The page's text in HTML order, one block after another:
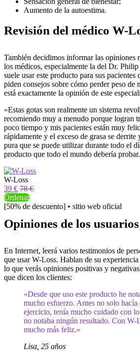
Aumento de la autoestima.
Revisión del médico W-
También decidimos informar las opiniones
los médicos, especialmente la del Dr.
suele usar este producto para sus pacientes
piden consejos sobre cómo perder peso de
está exactamente la opinión de este
«Estas gotas son realmente un sistema
recomiendo muy a menudo porque logran
poco tiempo y mis pacientes están muy
rápidamente y el exceso de grasa se derrite
pura que se puede utilizar durante todo el
producto que todo el mundo debería
W-Loss
39 € 78 €
Ordenar
[50% de descuento] • sitio web oficial
Opiniones de los usuarios
En Internet, leerá varios testimonios de
que usar W-Loss. Hablan de su
lo que verás opiniones positivas y
que dicen los clientes:
«Desde que uso este producto he
mucho esfuerzo. Antes no solo
ejercicio, tenía mucho cuidado con
no notaba ningún resultado. Con W-
mucho más feliz.»
Lisa, 25 años